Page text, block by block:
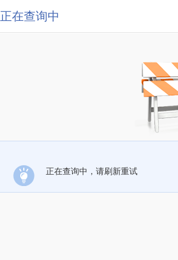
正在查询中
正在查询中，请刷新重试